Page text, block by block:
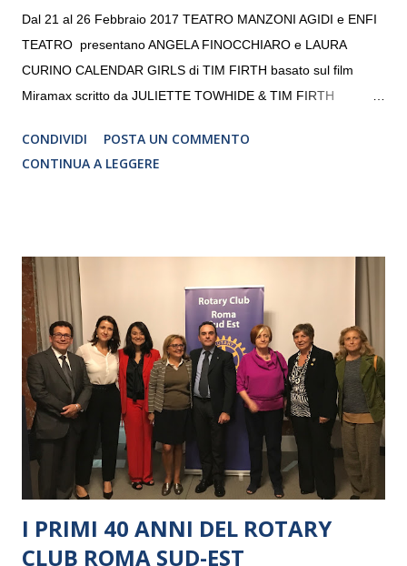
Dal 21 al 26 Febbraio 2017 TEATRO MANZONI AGIDI e ENFI
TEATRO presentano ANGELA FINOCCHIARO e LAURA
CURINO CALENDAR GIRLS di TIM FIRTH basato sul film
Miramax scritto da JULIETTE TOWHIDE & TIM FIRTH
CRISTINA PEZZOLI
CONDIVIDI
POSTA UN COMMENTO
CONTINUA A LEGGERE
I PRIMI 40 ANNI DEL ROTARY
CLUB ROMA SUD-EST